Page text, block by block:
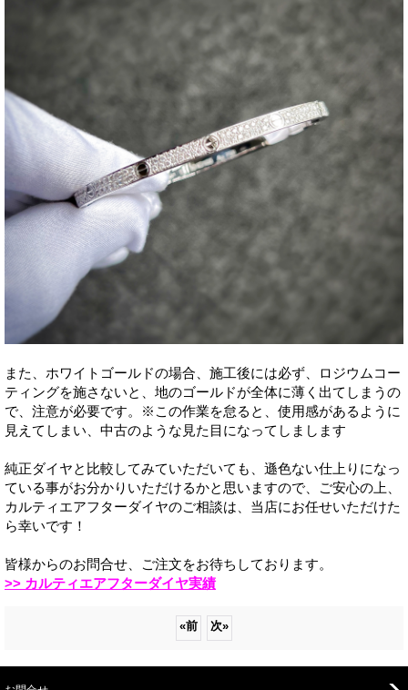
また、ホワイトゴールドの場合、施工後には必ず、ロジウムコー
ティングを施さないと、地のゴールドが全体に薄く出てしまうの
で、注意が必要です。※この作業を怠ると、使用感があるように
見えてしまい、中古のような見た目になってしまします
純正ダイヤと比較してみていただいても、遜色ない仕上りになっ
ている事がお分かりいただけるかと思いますので、ご安心の上、
カルティエアフターダイヤのご相談は、当店にお任せいただけた
ら幸いです！
皆様からのお問合せ、ご注文をお待ちしております。
>> カルティエアフターダイヤ実績
«前 次»